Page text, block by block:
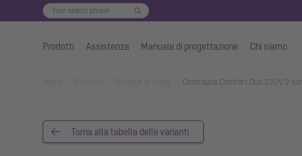
Prodotti Assistenza Manuale di progettazione Chi siamo
Centralina Comfort Duo 230V 2
Torna alla tabella delle varianti